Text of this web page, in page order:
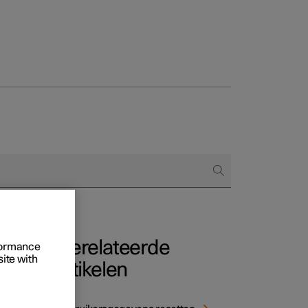
aard
Gerelateerde
artikelen
with